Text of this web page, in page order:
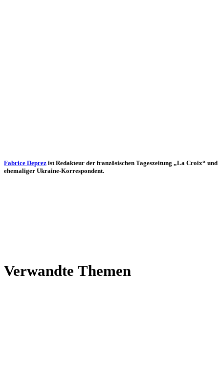
Fabrice Deprez ist Redak­teur der fran­zö­si­schen Tages­zei­tung „La Croix“ und
ehe­ma­li­ger Ukraine-Korrespondent.
Ver­wandte Themen